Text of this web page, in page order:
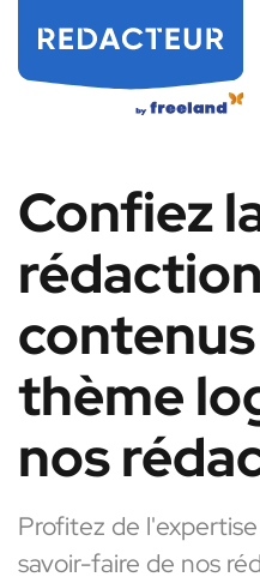
Confiez
thème
nos
Profitez de
savoir-faire de nos